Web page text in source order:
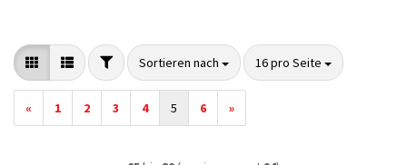
FILTERSortieren nach
Sortieren nach 16 pro Seite
pro Seite
« 1 2 3 4 5 6 »